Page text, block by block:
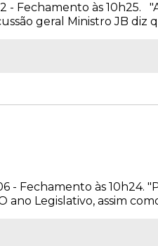
- Fechamento às 10h25.
geral Ministro JB diz
- Fechamento às 10h24.
Legislativo, assim